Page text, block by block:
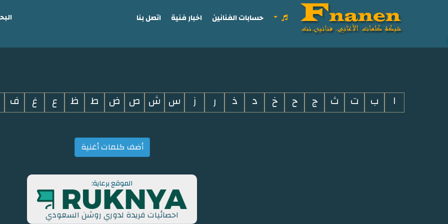
i
حسابات الفنانين اخبار فنية اتصل بنا
ا ب ت ث ج ح خ د ذ ر ز س ش ص ض ط ظ ع غ ف
أضف كلمات أغنية
الموقع برعاية:
احصائيات فريدة لدوري روشن السعودي